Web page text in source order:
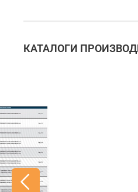
КАТАЛОГИ